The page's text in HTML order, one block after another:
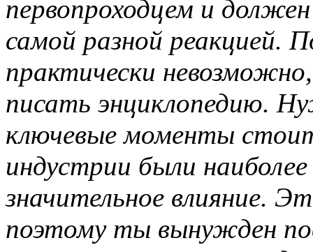
первопроходцем и
самой разной реакцией.
практически
писать энциклопедию.
ключевые моменты
индустрии были
значительное влияние.
поэтому ты вынужден